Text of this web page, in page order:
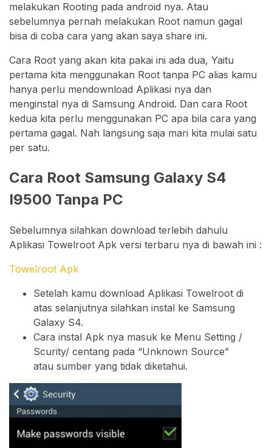
melakukan Rooting pada android nya. Atau
sebelumnya pernah melakukan Root namun gagal
bisa di coba cara yang akan saya share ini.
Cara Root yang akan kita pakai ini ada dua, Yaitu
pertama kita menggunakan Root tanpa PC alias kamu
hanya perlu mendownload Aplikasi nya dan
menginstal nya di Samsung Android. Dan cara Root
kedua kita perlu menggunakan PC apa bila cara yang
pertama gagal. Nah langsung saja mari kita mulai satu
per satu.
Cara Root Samsung Galaxy S4
I9500 Tanpa PC
Sebelumnya silahkan download terlebih dahulu
Aplikasi Towelroot Apk versi terbaru nya di bawah ini :
Towelroot Apk
Setelah kamu download Aplikasi Towelroot di
atas selanjutnya silahkan instal ke Samsung
Galaxy S4.
Cara instal Apk nya masuk ke Menu Setting /
Scurity/ centang pada “Unknown Source”
atau sumber yang tidak diketahui.